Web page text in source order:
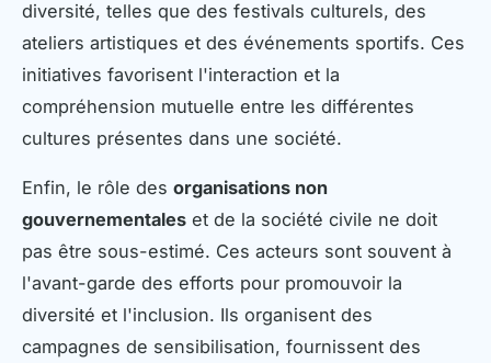
diversité, telles que des festivals culturels, des
ateliers artistiques et des événements sportifs. Ces
initiatives favorisent l'interaction et la
compréhension mutuelle entre les différentes
cultures présentes dans une société.
Enfin, le rôle des organisations non
gouvernementales et de la société civile ne doit
pas être sous-estimé. Ces acteurs sont souvent à
l'avant-garde des efforts pour promouvoir la
diversité et l'inclusion. Ils organisent des
campagnes de sensibilisation, fournissent des